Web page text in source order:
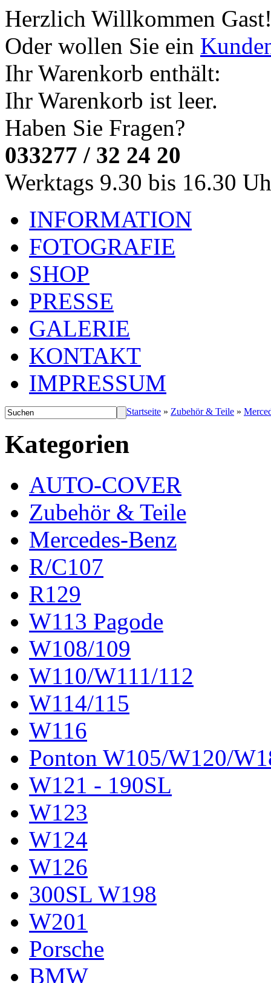
Herzlich Willkommen
Oder wollen Sie ein
Ihr Warenkorb enthält:
Ihr Warenkorb ist leer.
Haben Sie Fragen?
033277 / 32 24 20
Werktags 9.30 bis 16.30
INFORMATION
FOTOGRAFIE
SHOP
PRESSE
GALERIE
KONTAKT
IMPRESSUM
Startseite » Zubehör & Teile »
Kategorien
AUTO-COVER
Zubehör & Teile
Mercedes-Benz
R/C107
R129
W113 Pagode
W108/109
W110/W111/112
W114/115
W116
Ponton W105/W120/
W121 - 190SL
W123
W124
W126
300SL W198
W201
Porsche
BMW